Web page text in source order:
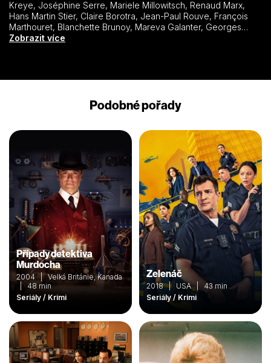
Zobrazit více
Podobné pořady
Případy detektiva
Murdocha
2004 | Velká Británie, Kanada
| 48 min
Seriály / Krimi
Zelenáč
2018 | USA | 43 min
Seriály / Krimi